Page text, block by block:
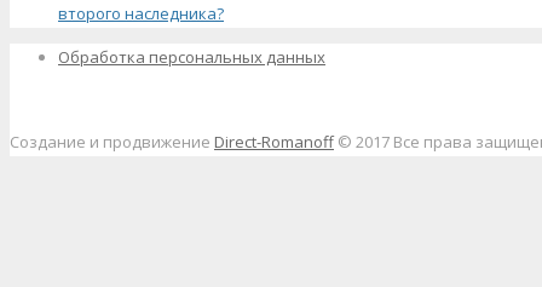
второго наследника?
Обработка персональных данных
Создание и продвижение Direct-Romanoff© 2017 Все права